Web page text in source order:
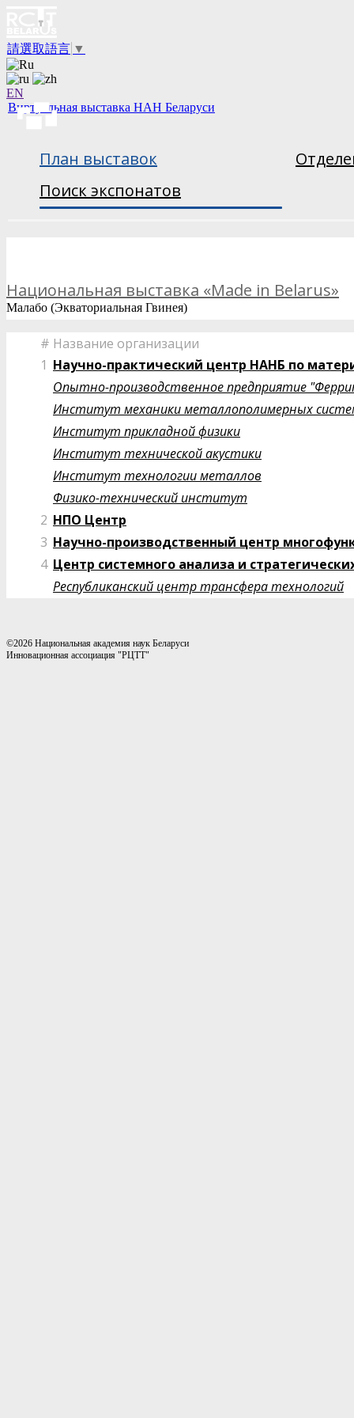
請選取語言 ▼
EN
Виртуальная выставка НАН Беларуси
План выставок
Поиск экспонатов
Национальная выставка «Made in Belarus»
Малабо (Экваториальная Гвинея)
# Название организации
1 Научно-практический центр НАНБ по
Опытно-производственное предприятие
Институт механики металлополимерных
Институт прикладной физики
Институт технической акустики
Институт технологии металлов
Физико-технический институт
2 НПО Центр
3 Научно-производственный центр
4 Центр системного анализа и
Республиканский центр трансфера технологий
©2026 Национальная академия наук Беларуси
Инновационная ассоциация "РЦТТ"